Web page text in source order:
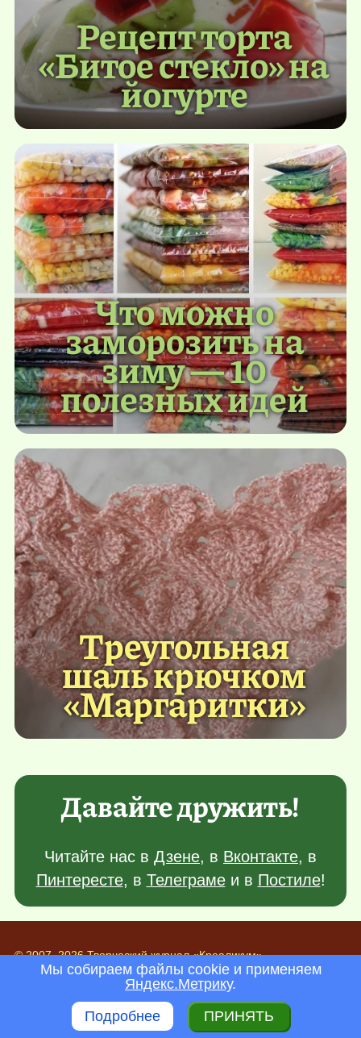
Рецепт торта
«Битое стекло» на
йогурте
Что можно
заморозить на
зиму — 10
полезных идей
Треугольная
шаль крючком
«Маргаритки»
Давайте дружить!
Читайте нас в Дзене, в Вконтакте, в
Пинтересте, в Телеграмеи в Постиле!
© 2007–2026 Творческий журнал «Креаликум»
Главный редактор проекта:Дарья Насибулина
Электронная почта редакции:info@krealikum.ru
Обработка персональных данных:
Пользовательское соглашение
Мы собираем файлы cookie и применяем
Яндекс.Метрику.
Подробнее
ПРИНЯТЬ